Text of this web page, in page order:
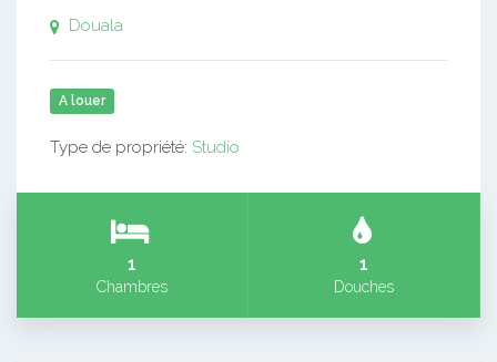
Douala
A louer
Type de propriété: Studio
1
Chambres
1
Douches